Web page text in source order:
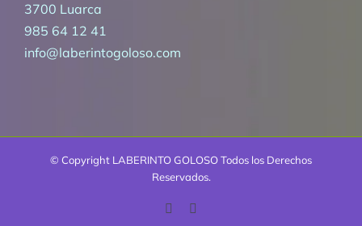
3700 Luarca
985 64 12 41
info@laberintogoloso.com
© Copyright LABERINTO GOLOSO Todos los Derechos
Reservados.
Facebook